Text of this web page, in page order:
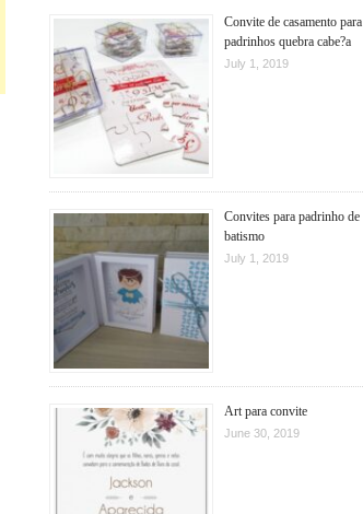
Convite de casamento para
padrinhos quebra cabe?a
July 1, 2019
Convites para padrinho de
batismo
July 1, 2019
Art para convite
June 30, 2019